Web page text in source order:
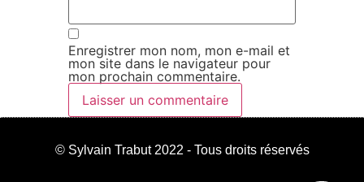
Enregistrer mon nom, mon e-mail et
mon site dans le navigateur pour
mon prochain commentaire.
© Sylvain Trabut 2022 - Tous droits réservés